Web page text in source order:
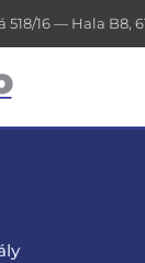
518/16 — Hala B8,